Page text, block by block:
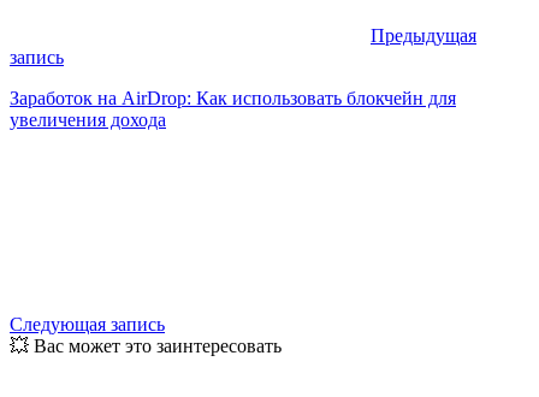
Предыдущая
запись
Заработок на AirDrop: Как использовать блокчейн для
увеличения дохода
Следующая запись
💥 Вас может это заинтересовать